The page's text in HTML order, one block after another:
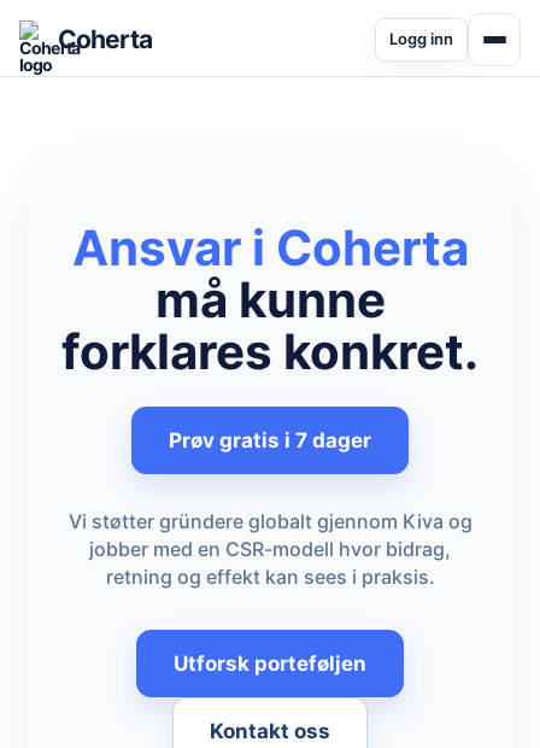
Coherta Logg inn
Ansvar i Coherta
må kunne
forklares konkret.
Prøv gratis i 7 dager
Vi støtter gründere globalt gjennom Kiva og
jobber med en CSR-modell hvor bidrag,
retning og effekt kan sees i praksis.
Utforsk porteføljen
Kontakt oss